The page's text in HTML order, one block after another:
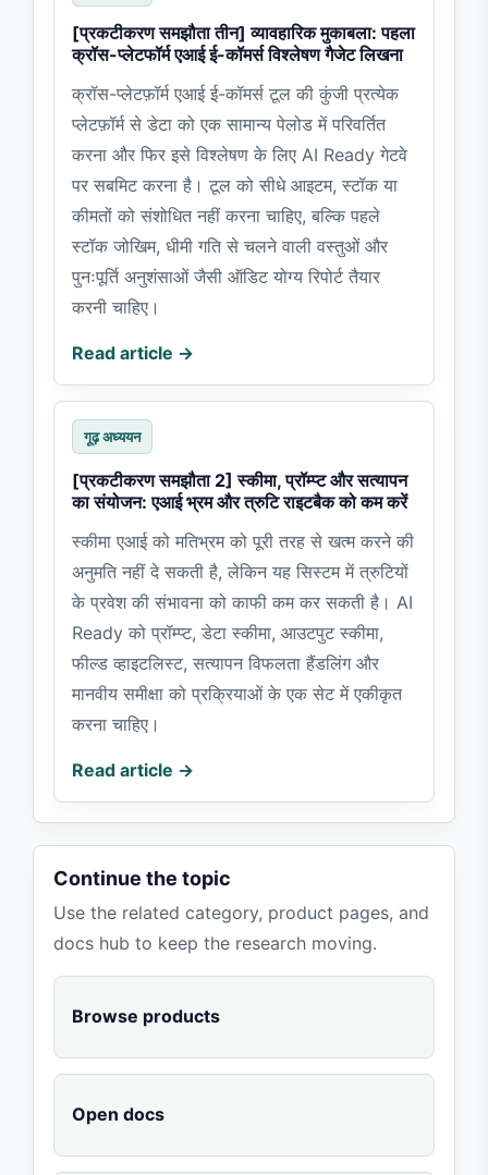
[प्रकटीकरण समझौता तीन] व्यावहारिक मुकाबला: पहला
क्रॉस-प्लेटफॉर्म एआई ई-कॉमर्स विश्लेषण गैजेट लिखना
क्रॉस-प्लेटफ़ॉर्म एआई ई-कॉमर्स टूल की कुंजी प्रत्येक
प्लेटफ़ॉर्म से डेटा को एक सामान्य पेलोड में परिवर्तित
करना और फिर इसे विश्लेषण के लिए AI Ready गेटवे
पर सबमिट करना है। टूल को सीधे आइटम, स्टॉक या
कीमतों को संशोधित नहीं करना चाहिए, बल्कि पहले
स्टॉक जोखिम, धीमी गति से चलने वाली वस्तुओं और
पुनःपूर्ति अनुशंसाओं जैसी ऑडिट योग्य रिपोर्ट तैयार
करनी चाहिए।
Read article →
गूढ़ अध्ययन
[प्रकटीकरण समझौता 2] स्कीमा, प्रॉम्प्ट और सत्यापन
का संयोजन: एआई भ्रम और त्रुटि राइटबैक को कम करें
स्कीमा एआई को मतिभ्रम को पूरी तरह से खत्म करने की
अनुमति नहीं दे सकती है, लेकिन यह सिस्टम में त्रुटियों
के प्रवेश की संभावना को काफी कम कर सकती है। AI
Ready को प्रॉम्प्ट, डेटा स्कीमा, आउटपुट स्कीमा,
फील्ड व्हाइटलिस्ट, सत्यापन विफलता हैंडलिंग और
मानवीय समीक्षा को प्रक्रियाओं के एक सेट में एकीकृत
करना चाहिए।
Read article →
Continue the topic
Use the related category, product pages, and
docs hub to keep the research moving.
Browse products
Open docs